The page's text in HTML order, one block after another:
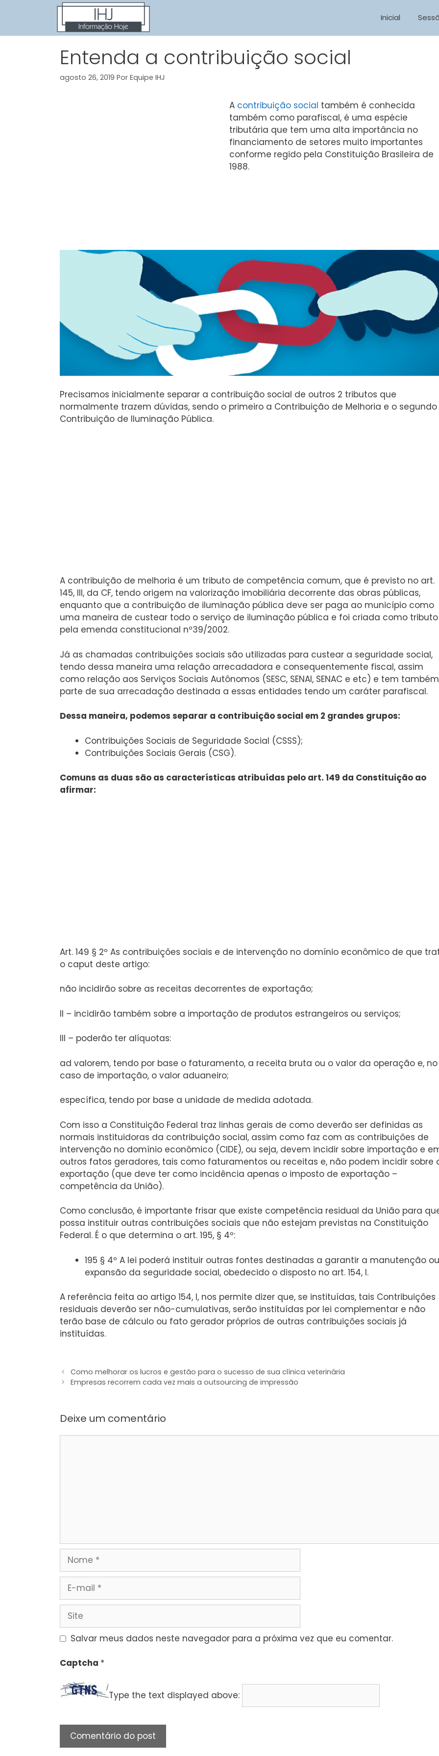
Inicial
Entenda a contribuição social
agosto 26, 2019 Por Equipe IHJ
A contribuição social também é conhecida
também como parafiscal, é uma espécie
tributária que tem uma alta importância no
financiamento de setores muito importantes
conforme regido pela Constituição Brasileira de
1988.
Precisamos inicialmente separar a contribuição social de outros 2 tributos que
normalmente trazem dúvidas, sendo o primeiro a Contribuição de Melhoria e o
Contribuição de Iluminação Pública.
A contribuição de melhoria é um tributo de competência comum, que é previsto no art.
145, III, da CF, tendo origem na valorização imobiliária decorrente das obras públicas,
enquanto que a contribuição de iluminação pública deve ser paga ao município como
uma maneira de custear todo o serviço de iluminação pública e foi criada como tributo
pela emenda constitucional nº39/2002.
Já as chamadas contribuições sociais são utilizadas para custear a seguridade social,
tendo dessa maneira uma relação arrecadadora e consequentemente fiscal, assim
como relação aos Serviços Sociais Autônomos (SESC, SENAI, SENAC e etc) e tem também
parte de sua arrecadação destinada a essas entidades tendo um caráter parafiscal.
Dessa maneira, podemos separar a contribuição social em 2 grandes grupos:
Contribuições Sociais de Seguridade Social (CSSS);
Contribuições Sociais Gerais (CSG).
Comuns as duas são as características atribuídas pelo art. 149 da Constituição ao
afirmar:
Art. 149 § 2º As contribuições sociais e de intervenção no domínio econômico de que
o caput deste artigo:
não incidirão sobre as receitas decorrentes de exportação;
II – incidirão também sobre a importação de produtos estrangeiros ou serviços;
III – poderão ter alíquotas:
ad valorem, tendo por base o faturamento, a receita bruta ou o valor da operação e, no
caso de importação, o valor aduaneiro;
específica, tendo por base a unidade de medida adotada.
Com isso a Constituição Federal traz linhas gerais de como deverão ser definidas as
normais instituidoras da contribuição social, assim como faz com as contribuições de
intervenção no domínio econômico (CIDE), ou seja, devem incidir sobre importação e
outros fatos geradores, tais como faturamentos ou receitas e, não podem incidir sobre
exportação (que deve ter como incidência apenas o imposto de exportação –
competência da União).
Como conclusão, é importante frisar que existe competência residual da União para
possa instituir outras contribuições sociais que não estejam previstas na Constituição
Federal. É o que determina o art. 195, § 4º:
195 § 4º A lei poderá instituir outras fontes destinadas a garantir a manutenção ou
expansão da seguridade social, obedecido o disposto no art. 154, I.
A referência feita ao artigo 154, I, nos permite dizer que, se instituídas, tais Contribuições
residuais deverão ser não-cumulativas, serão instituídas por lei complementar e não
terão base de cálculo ou fato gerador próprios de outras contribuições sociais já
instituídas.
Como melhorar os lucros e gestão para o sucesso de sua clínica veterinária
Empresas recorrem cada vez mais a outsourcing de impressão
Deixe um comentário
Nome
mail
Site
Salvar meus dados neste navegador para a próxima vez que eu comentar.
Captcha *
Type the text displayed above: